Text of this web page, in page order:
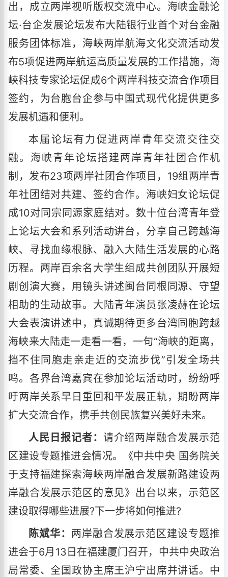
出，成立两岸视听版权交流中心。海峡金融论
坛·台企发展论坛发布大陆银行业首个对台金融
服务团体标准，海峡两岸航海文化交流活动发
布5项促进两岸航运高质量发展的工作措施，海
峡科技专家论坛促成6个两岸科技交流合作项目
签约，为台胞台企参与中国式现代化提供更多
发展机遇和便利。
本届论坛有力促进两岸青年交流交往交
融。海峡青年论坛搭建两岸青年社团合作机
制，发布23项两岸社团合作项目，19组两岸青
年社团结对共建、签约合作。海峡妇女论坛促
成10对同宗同源家庭结对。数十位台湾青年登
上论坛大会和系列活动讲台，分享自己跨越海
峡、寻找血缘根脉、融入大陆生活发展的心路
历程。两岸百余名大学生组成共创团队开展短
剧创演大赛，用镜头讲述闽台同根同源、守望
相助的生动故事。大陆青年演员张凌赫在论坛
大会表演讲述中，真诚期待更多台湾同胞跨越
海峡来大陆走一走看一看，一句“海峡的距离，
挡不住同胞走亲走近的交流步伐”引发全场共
鸣。各界台湾嘉宾在参加论坛活动时，纷纷呼
吁两岸关系早日重回和平发展正轨，期盼两岸
扩大交流合作，携手共创民族复兴美好未来。
人民日报记者： 请介绍两岸融合发展示范
区建设专题推进会情况。《中共中央 国务院关
于支持福建探索海峡两岸融合发展新路建设两
岸融合发展示范区的意见》出台以来，示范区
建设取得哪些进展?下一步将如何推进?
陈斌华： 两岸融合发展示范区建设专题推
进会于6月13日在福建厦门召开，中共中央政治
局常委、全国政协主席王沪宁出席并讲话。中